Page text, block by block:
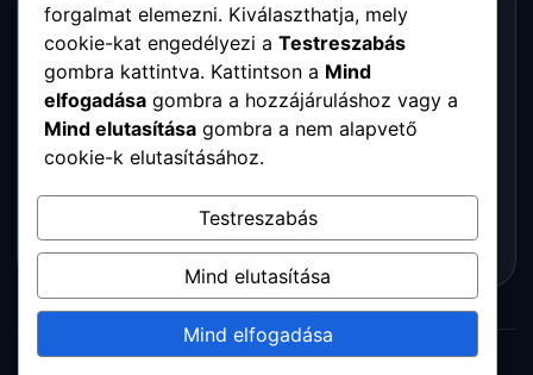
Tolna megye
Vas megye
Veszprém megye
forgalmat elemezni. Kiválaszthatja, mely
cookie-kat engedélyezi a Testreszabás
gombra kattintva. Kattintson a Mind
elfogadása gombra a hozzájáruláshoz vagy a
Mind elutasítása gombra a nem alapvető
cookie-k elutasításához.
Testreszabás
Mind elutasítása
Mind elfogadása